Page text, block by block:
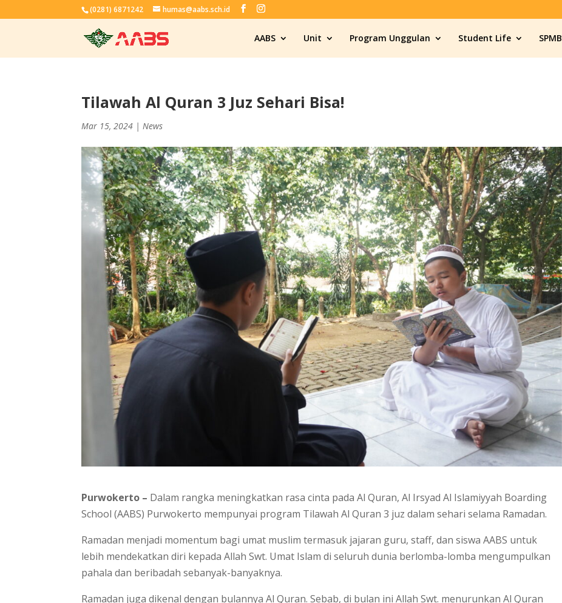
(0281) 6871242 humas@aabs.sch.id
AABS Unit Program Unggulan Student Life SPMB
Tilawah Al Quran 3 Juz Sehari Bisa!
Mar 15, 2024 |News
Purwokerto – Dalam rangka meningkatkan rasa cinta pada Al Quran, Al Irsyad Al Islamiyyah Boarding
School (AABS) Purwokerto mempunyai program Tilawah Al Quran 3 juz dalam sehari selama Ramadan.
Ramadan menjadi momentum bagi umat muslim termasuk jajaran guru, staff, dan siswa AABS untuk
lebih mendekatkan diri kepada Allah Swt. Umat Islam di seluruh dunia berlomba-lomba mengumpulkan
pahala dan beribadah sebanyak-banyaknya.
Ramadan juga dikenal dengan bulannya Al Quran. Sebab, di bulan ini Allah Swt. menurunkan Al Quran